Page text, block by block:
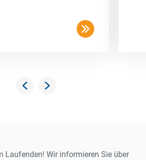
Laufenden! Wir informieren Sie über